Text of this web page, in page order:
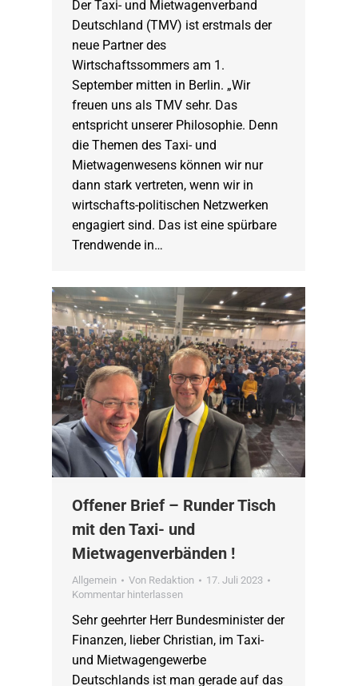
Der Taxi- und Mietwagenverband
Deutschland (TMV) ist erstmals der
neue Partner des
Wirtschaftssommers am 1.
September mitten in Berlin. „Wir
freuen uns als TMV sehr. Das
entspricht unserer Philosophie. Denn
die Themen des Taxi- und
Mietwagenwesens können wir nur
dann stark vertreten, wenn wir in
wirtschafts-politischen Netzwerken
engagiert sind. Das ist eine spürbare
Trendwende in…
Offener Brief – Runder Tisch
mit den Taxi- und
Mietwagenverbänden !
Allgemein Von Redaktion
17. Juli 2023
Kommentar hinterlassen
Sehr geehrter Herr Bundesminister der
Finanzen, lieber Christian, im Taxi-
und Mietwagengewerbe
Deutschlands ist man gerade auf das